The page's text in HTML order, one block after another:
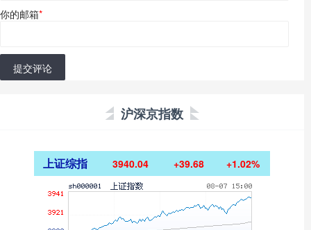
你的邮箱*
提交评论
沪深京指数
上证综指 3940.04 +39.68 +1.02%